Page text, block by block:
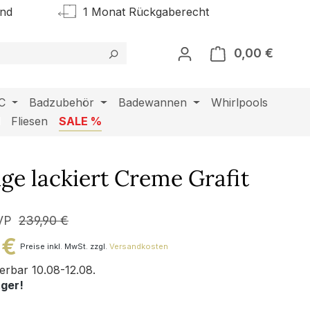
1 Monat Rückgaberecht
0,00 €
Badzubehör Badewannen
Whirlpools
Fliesen
SALE %
lackiert Creme Grafit
239,90 €
Preise inkl. MwSt. zzgl. Versandkosten
10.08-12.08.